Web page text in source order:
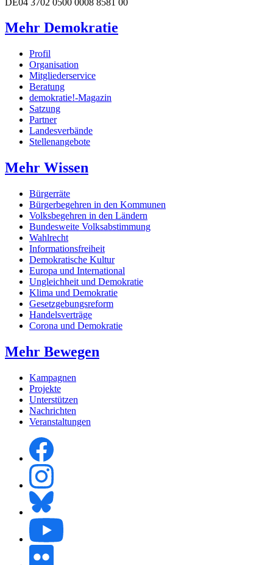
Mehr Demokratie
Profil
Organisation
Mitgliederservice
Beratung
demokratie!-Magazin
Satzung
Partner
Landesverbände
Stellenangebote
Mehr Wissen
Bürgerräte
Bürgerbegehren in den Kommunen
Volksbegehren in den Ländern
Bundesweite Volksabstimmung
Wahlrecht
Informationsfreiheit
Demokratische Kultur
Europa und International
Ungleichheit und Demokratie
Klima und Demokratie
Gesetzgebungsreform
Handelsverträge
Corona und Demokratie
Mehr Bewegen
Kampagnen
Projekte
Unterstützen
Nachrichten
Veranstaltungen